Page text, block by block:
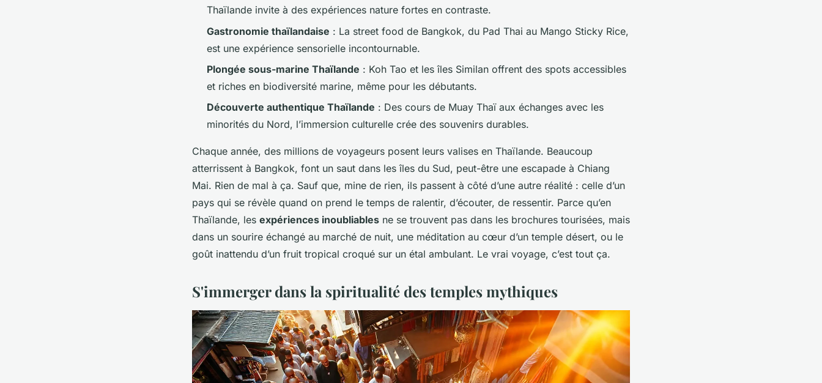
Thaïlande invite à des expériences nature fortes en contraste.
Gastronomie thaïlandaise : La street food de Bangkok, du Pad Thai au Mango Sticky Rice,
est une expérience sensorielle incontournable.
Plongée sous-marine Thaïlande : Koh Tao et les îles Similan offrent des spots accessibles
et riches en biodiversité marine, même pour les débutants.
Découverte authentique Thaïlande : Des cours de Muay Thaï aux échanges avec les
minorités du Nord, l’immersion culturelle crée des souvenirs durables.
Chaque année, des millions de voyageurs posent leurs valises en Thaïlande. Beaucoup
atterrissent à Bangkok, font un saut dans les îles du Sud, peut-être une escapade à Chiang
Mai. Rien de mal à ça. Sauf que, mine de rien, ils passent à côté d’une autre réalité : celle d’un
pays qui se révèle quand on prend le temps de ralentir, d’écouter, de ressentir. Parce qu’en
Thaïlande, les expériences inoubliables ne se trouvent pas dans les brochures tourisées, mais
dans un sourire échangé au marché de nuit, une méditation au cœur d’un temple désert, ou le
goût inattendu d’un fruit tropical croqué sur un étal ambulant. Le vrai voyage, c’est tout ça.
S'immerger dans la spiritualité des temples mythiques